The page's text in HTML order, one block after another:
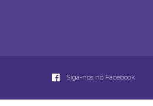
Siga-nos no Facebook